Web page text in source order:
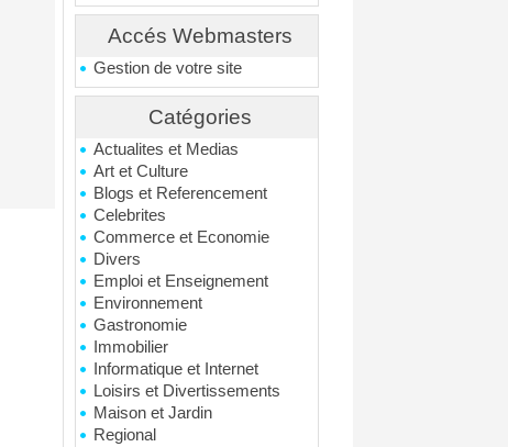
Accés Webmasters
Gestion de votre site
Catégories
Actualites et Medias
Art et Culture
Blogs et Referencement
Celebrites
Commerce et Economie
Divers
Emploi et Enseignement
Environnement
Gastronomie
Immobilier
Informatique et Internet
Loisirs et Divertissements
Maison et Jardin
Regional